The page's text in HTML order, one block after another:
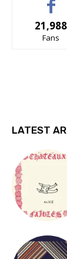
21,988
Fans
LATEST